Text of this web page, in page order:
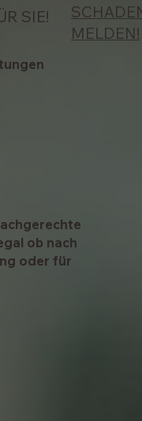
SIE!
MELDEN!
ob nach
oder für